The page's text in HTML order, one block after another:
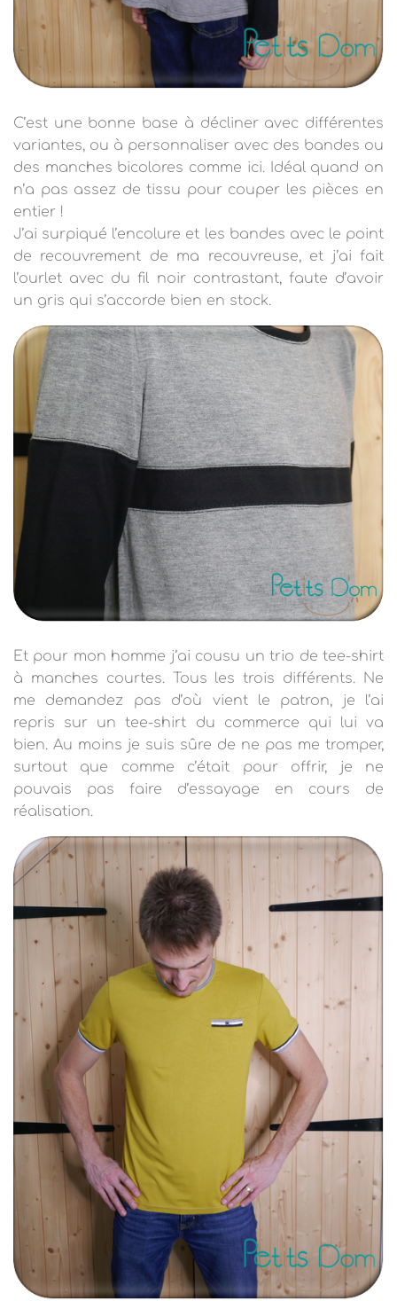
C’est une bonne base à décliner avec différentes
variantes, ou à personnaliser avec des bandes ou
des manches bicolores comme ici. Idéal quand on
n’a pas assez de tissu pour couper les pièces en
entier !
J’ai surpiqué l’encolure et les bandes avec le point
de recouvrement de ma recouvreuse, et j’ai fait
l’ourlet avec du fil noir contrastant, faute d’avoir
un gris qui s’accorde bien en stock.
Et pour mon homme j’ai cousu un trio de tee-shirt
à manches courtes. Tous les trois différents. Ne
me demandez pas d’où vient le patron, je l’ai
repris sur un tee-shirt du commerce qui lui va
bien. Au moins je suis sûre de ne pas me tromper,
surtout que comme c’était pour offrir, je ne
pouvais pas faire d’essayage en cours de
réalisation.